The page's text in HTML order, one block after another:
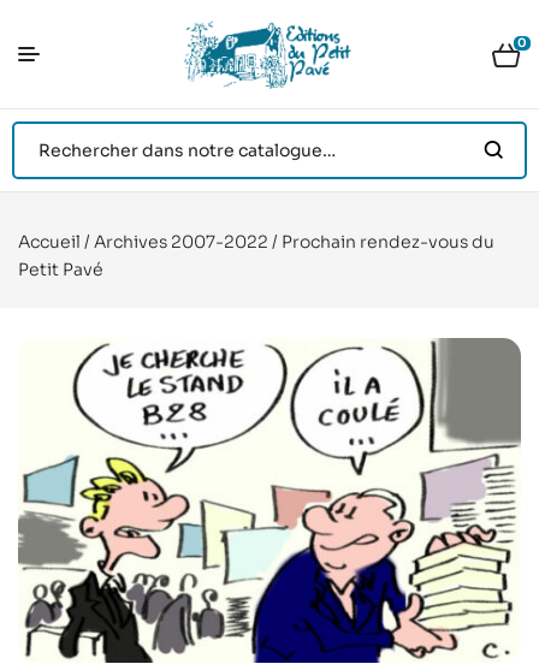
0
Accueil / Archives 2007-2022 / Prochain rendez-vous du
Petit Pavé